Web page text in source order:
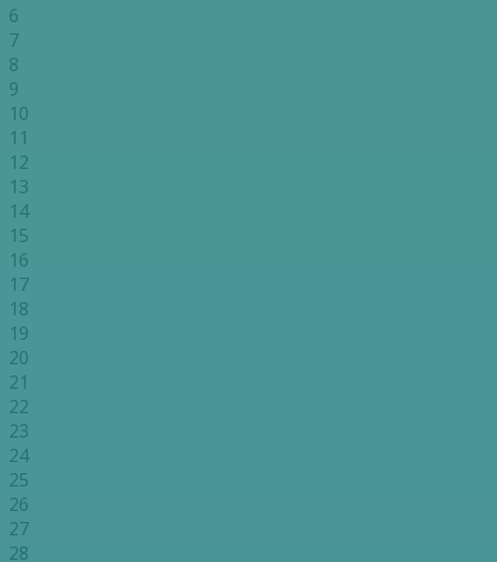
6
7
8
9
10
11
12
13
14
15
16
17
18
19
20
21
22
23
24
25
26
27
28